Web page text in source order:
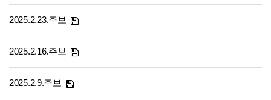
2025.2.23.주보
2025.2.16.주보
2025.2.9.주보